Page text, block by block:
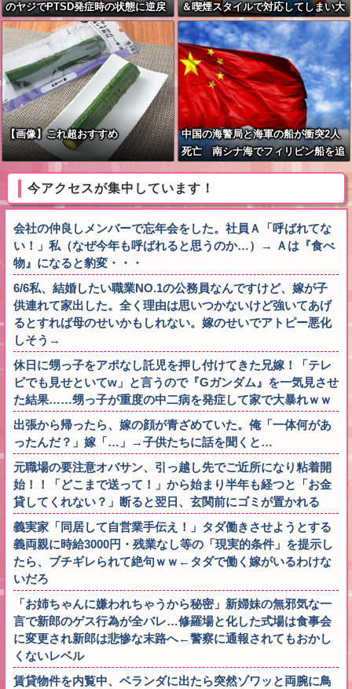
のヤジでPTSD発症時の状態に逆戻
り
＆喫煙スタイルで対応してしまい大
炎上ｗ
【画像】これ超おすすめ
中国の海警局と海軍の船が衝突2人
死亡 南シナ海でフィリピン船を追
今アクセスが集中しています！
会社の仲良しメンバーで忘年会をした。社員Ａ「呼ばれてな
い！」私（なぜ今年も呼ばれると思うのか…）→ Ａは『食べ
物』になると豹変・・・
6/6私、結婚したい職業NO.1の公務員なんですけど、嫁が子
供連れて家出した。全く理由は思いつかないけど強いてあげ
るとすれば母のせいかもしれない。嫁のせいでアトピー悪化
しそう→
休日に甥っ子をアポなし託児を押し付けてきた兄嫁！「テレ
ビでも見せといてw」と言うので『Gガンダム』を一気見させ
た結果……甥っ子が重度の中二病を発症して家で大暴れｗｗ
出張から帰ったら、嫁の顔が青ざめていた。俺「一体何があ
ったんだ？」嫁「…」→子供たちに話を聞くと…
元職場の要注意オバサン、引っ越し先でご近所になり粘着開
始！！「どこまで送って！」から始まり半年も経つと「お金
貸してくれない？」断ると翌日、玄関前にゴミが置かれる
義実家「同居して自営業手伝え！」タダ働きさせようとする
義両親に時給3000円・残業なし等の「現実的条件」を提示し
たら、ブチギレられて絶句ｗｗ←タダで働く嫁がいるわけな
いだろ
「お姉ちゃんに嫌われちゃうから秘密」新婦妹の無邪気な一
言で新郎のゲス行為が全バレ…修羅場と化した式場は食事会
に変更され新郎は悲惨な末路へ←警察に通報されてもおかし
くないレベル
賃貸物件を内覧中、ベランダに出たら突然ゾワッと両腕に鳥